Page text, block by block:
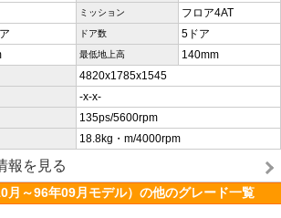
ミッション フロア4AT
ドア数 5ドア
最低地上高 140mm
4820x1785x1545
-x-x-
135ps/5600rpm
18.8kg・m/4000rpm
報を見る
月～96年09月モデル）の他のグレード一覧